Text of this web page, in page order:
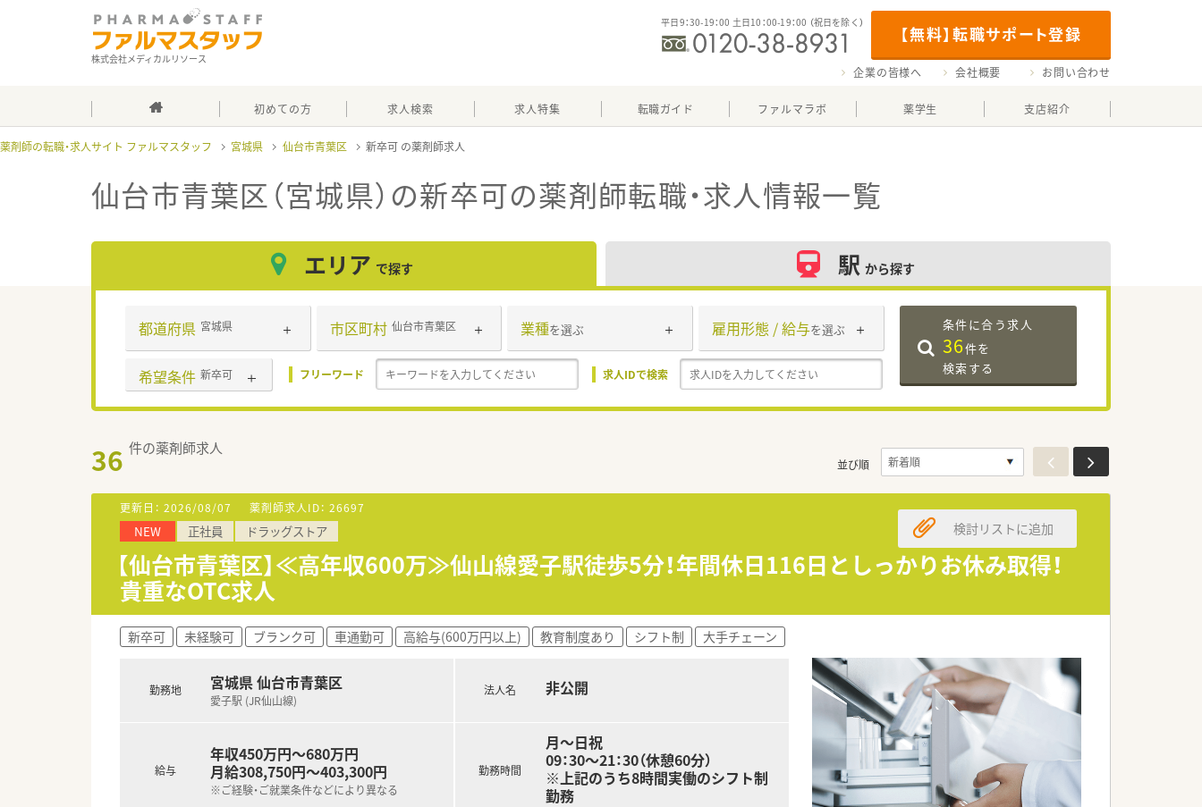
株式会社メディカルリソース
【無料】転職サポート登録
平日9：30-19：00 土日10：00-19：00 （祝日を除く）
企業の皆様へ 会社概要 お問い合わせ
初めての方 求人検索 求人特集 転職ガイド ファルマラボ 薬学生 支店紹介
薬剤師の転職・求人サイト ファルマスタッフ 宮城県 仙台市青葉区 新卒可
仙台市青葉区（宮城県）の新卒可の薬剤師転職・求人情報一覧
エリア で探す 駅 から探す
都道府県 宮城県 市区町村 仙台市青葉区 業種を選ぶ 雇用形態 / 給与を選ぶ
希望条件 新卒可 フリーワード 求人IDで検索
条件に合う求人
36件を
検索する
36 件の薬剤師求人
並び順
更新日： 2026/08/07 薬剤師求人ID： 26697
NEW 正社員 ドラッグストア
【仙台市青葉区】≪高年収600万≫仙山線愛子駅徒歩5分！年間休日116日としっかりお休み取得！
貴重なOTC求人
検討リストに追加
新卒可 未経験可 ブランク可 車通勤可 高給与(600万円以上) 教育制度あり シフト制 大手チェーン
勤務地 宮城県 仙台市青葉区
愛子駅 (JR仙山線)
給与
年収450万円～680万円
月給308,750円～403,300円
※ご経験・ご就業条件などにより異なる
法人名 非公開
勤務時間
月～日祝
09：30～21：30（休憩60分）
※上記のうち8時間実働のシフト制
勤務